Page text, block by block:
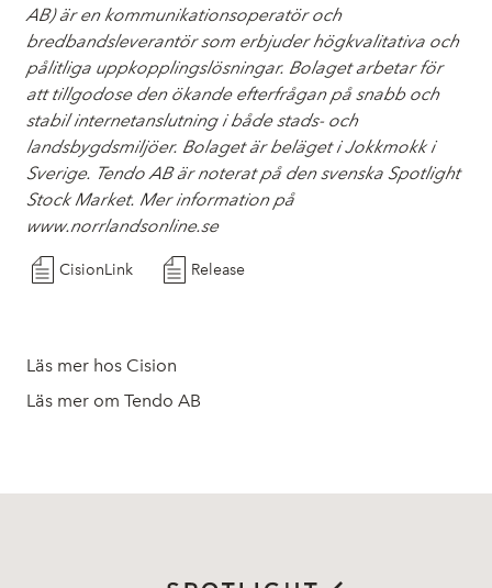
AB) är en kommunikationsoperatör och
bredbandsleverantör som erbjuder högkvalitativa och
pålitliga uppkopplingslösningar. Bolaget arbetar för
att tillgodose den ökande efterfrågan på snabb och
stabil internetanslutning i både stads- och
landsbygdsmiljöer. Bolaget är beläget i Jokkmokk i
Sverige. Tendo AB är noterat på den svenska Spotlight
Stock Market. Mer information på
www.norrlandsonline.se
CisionLink Release
Läs mer hos Cision
Läs mer om Tendo AB